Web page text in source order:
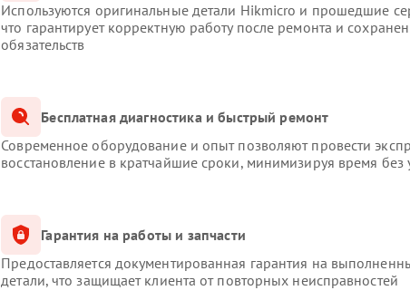
Используются оригинальные детали Hikmicro и прошедшие
что гарантирует корректную работу после ремонта и
обязательств
Бесплатная диагностика и быстрый ремонт
Современное оборудование и опыт позволяют провести
восстановление в кратчайшие сроки, минимизируя время без
Гарантия на работы и запчасти
Предоставляется документированная гарантия на
детали, что защищает клиента от повторных неисправностей